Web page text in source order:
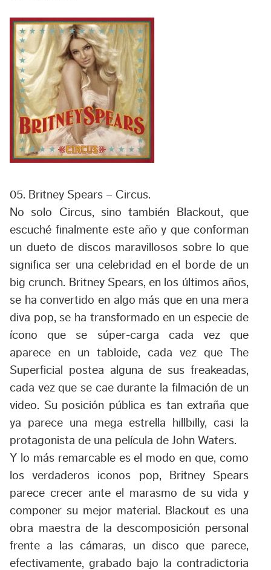
05. Britney Spears – Circus.
No solo Circus, sino también Blackout, que
escuché finalmente este año y que conforman
un dueto de discos maravillosos sobre lo que
significa ser una celebridad en el borde de un
big crunch. Britney Spears, en los últimos años,
se ha convertido en algo más que en una mera
diva pop, se ha transformado en un especie de
ícono que se súper-carga cada vez que
aparece en un tabloide, cada vez que The
Superficial postea alguna de sus freakeadas,
cada vez que se cae durante la filmación de un
video. Su posición pública es tan extraña que
ya parece una mega estrella hillbilly, casi la
protagonista de una película de John Waters.
Y lo más remarcable es el modo en que, como
los verdaderos iconos pop, Britney Spears
parece crecer ante el marasmo de su vida y
componer su mejor material. Blackout es una
obra maestra de la descomposición personal
frente a las cámaras, un disco que parece,
efectivamente, grabado bajo la contradictoria